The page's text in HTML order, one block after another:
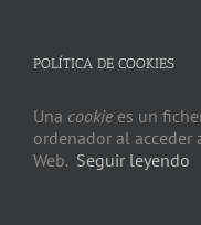
POLÍTICA DE COOKIES
Una cookie es un
ordenador al acceder
Web. Seguir leyendo